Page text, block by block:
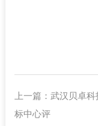
上一篇： 武汉贝卓
标中心评